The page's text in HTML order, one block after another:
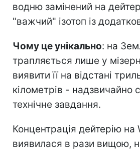
водню замінений на
"важчий" ізотоп із
Чому це унікально: на
трапляється лише у
виявити її на відстані
кілометрів - надзвичайно
технічне завдання.
Концентрація дейтерію на
виявилася в рази вищою,